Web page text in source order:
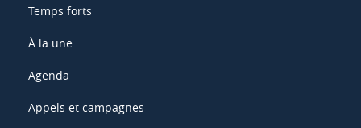
Temps forts
À la une
Agenda
Appels et campagnes